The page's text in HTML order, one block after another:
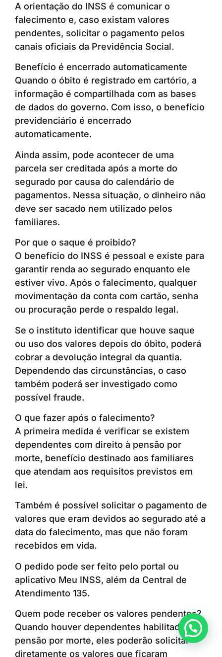
A orientação do INSS é comunicar o
falecimento e, caso existam valores
pendentes, solicitar o pagamento pelos
canais oficiais da Previdência Social.
Benefício é encerrado automaticamente
Quando o óbito é registrado em cartório, a
informação é compartilhada com as bases
de dados do governo. Com isso, o benefício
previdenciário é encerrado
automaticamente.
Ainda assim, pode acontecer de uma
parcela ser creditada após a morte do
segurado por causa do calendário de
pagamentos. Nessa situação, o dinheiro não
deve ser sacado nem utilizado pelos
familiares.
Por que o saque é proibido?
O benefício do INSS é pessoal e existe para
garantir renda ao segurado enquanto ele
estiver vivo. Após o falecimento, qualquer
movimentação da conta com cartão, senha
ou procuração perde o respaldo legal.
Se o instituto identificar que houve saque
ou uso dos valores depois do óbito, poderá
cobrar a devolução integral da quantia.
Dependendo das circunstâncias, o caso
também poderá ser investigado como
possível fraude.
O que fazer após o falecimento?
A primeira medida é verificar se existem
dependentes com direito à pensão por
morte, benefício destinado aos familiares
que atendam aos requisitos previstos em
lei.
Também é possível solicitar o pagamento de
valores que eram devidos ao segurado até a
data do falecimento, mas que não foram
recebidos em vida.
O pedido pode ser feito pelo portal ou
aplicativo Meu INSS, além da Central de
Atendimento 135.
Quem pode receber os valores pendentes?
Quando houver dependentes habilitados à
pensão por morte, eles poderão solicitar
diretamente os valores que ficaram
Anunciar ou recomendar matéria